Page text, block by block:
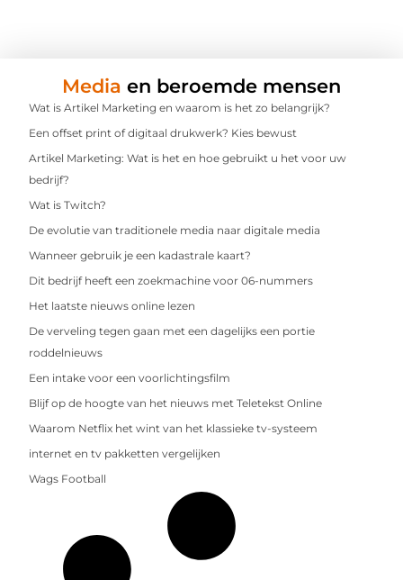
Media en beroemde mensen
Wat is Artikel Marketing en waarom is het zo belangrijk?
Een offset print of digitaal drukwerk? Kies bewust
Artikel Marketing: Wat is het en hoe gebruikt u het voor uw
bedrijf?
Wat is Twitch?
De evolutie van traditionele media naar digitale media
Wanneer gebruik je een kadastrale kaart?
Dit bedrijf heeft een zoekmachine voor 06-nummers
Het laatste nieuws online lezen
De verveling tegen gaan met een dagelijks een portie
roddelnieuws
Een intake voor een voorlichtingsfilm
Blijf op de hoogte van het nieuws met Teletekst Online
Waarom Netflix het wint van het klassieke tv-systeem
internet en tv pakketten vergelijken
Wags Football